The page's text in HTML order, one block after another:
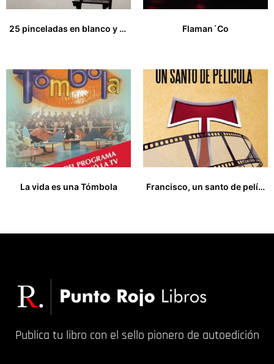
25 pinceladas en blanco y negro
Flaman´Co
La vida es una Tómbola
Francisco, un santo de película
Publica tu libro con el sello pionero de autoedición